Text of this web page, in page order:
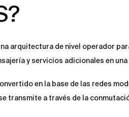
arquitectura de nivel operador
y servicios adicionales en
en la base de las redes
transmite a través de la